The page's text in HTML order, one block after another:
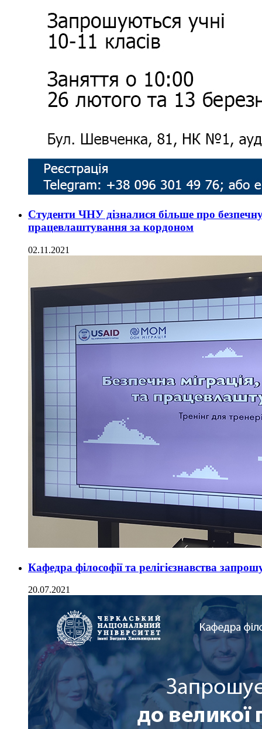
Студенти ЧНУ дізналися більше про
працевлаштування за кордоном
02.11.2021
Кафедра філософії та релігієзнавства
20.07.2021